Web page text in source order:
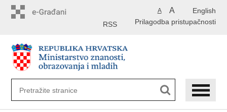
English
A A
Prilagodba pristupačnosti
RSS